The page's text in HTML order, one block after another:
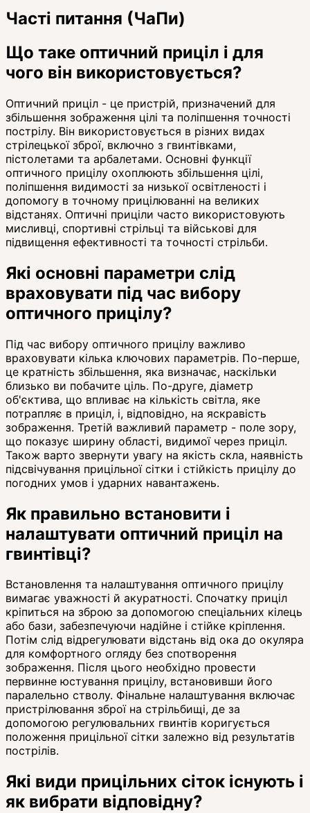
Часті питання (ЧаПи)
Що таке оптичний приціл і для
чого він використовується?
Оптичний приціл - це пристрій, призначений для
збільшення зображення цілі та поліпшення точності
пострілу. Він використовується в різних видах
стрілецької зброї, включно з гвинтівками,
пістолетами та арбалетами. Основні функції
оптичного прицілу охоплюють збільшення цілі,
поліпшення видимості за низької освітленості і
допомогу в точному прицілюванні на великих
відстанях. Оптичні приціли часто використовують
мисливці, спортивні стрільці та військові для
підвищення ефективності та точності стрільби.
Які основні параметри слід
враховувати під час вибору
оптичного прицілу?
Під час вибору оптичного прицілу важливо
враховувати кілька ключових параметрів. По-перше,
це кратність збільшення, яка визначає, наскільки
близько ви побачите ціль. По-друге, діаметр
об'єктива, що впливає на кількість світла, яке
потрапляє в приціл, і, відповідно, на яскравість
зображення. Третій важливий параметр - поле зору,
що показує ширину області, видимої через приціл.
Також варто звернути увагу на якість скла, наявність
підсвічування прицільної сітки і стійкість прицілу до
погодних умов і ударних навантажень.
Як правильно встановити і
налаштувати оптичний приціл на
гвинтівці?
Встановлення та налаштування оптичного прицілу
вимагає уважності й акуратності. Спочатку приціл
кріпиться на зброю за допомогою спеціальних кілець
або бази, забезпечуючи надійне і стійке кріплення.
Потім слід відрегулювати відстань від ока до окуляра
для комфортного огляду без спотворення
зображення. Після цього необхідно провести
первинне юстування прицілу, встановивши його
паралельно стволу. Фінальне налаштування включає
пристрілювання зброї на стрільбищі, де за
допомогою регулювальних гвинтів коригується
положення прицільної сітки залежно від результатів
пострілів.
Які види прицільних сіток існують і
як вибрати відповідну?